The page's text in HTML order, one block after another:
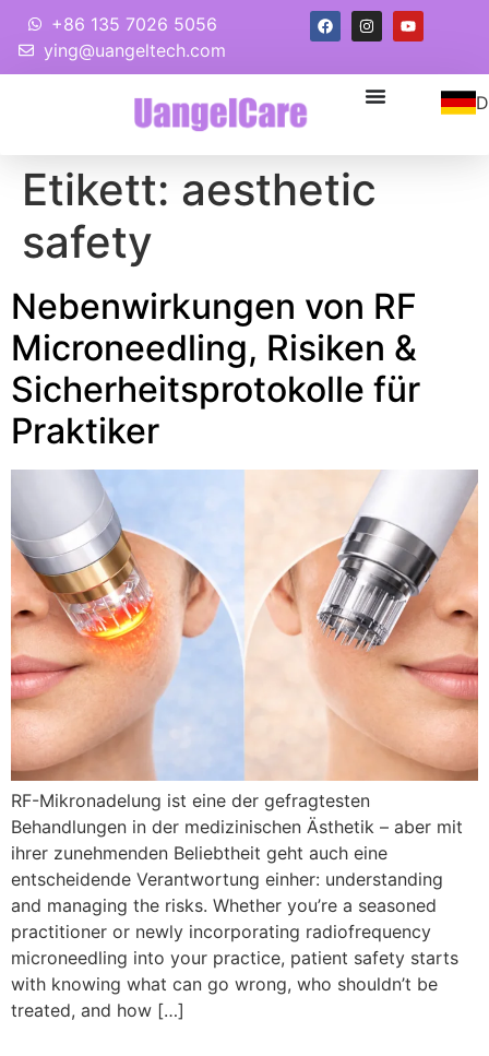
+86 135 7026 5056
ying@uangeltech.com
Etikett: aesthetic
safety
Nebenwirkungen von RF
Microneedling, Risiken &
Sicherheitsprotokolle für
Praktiker
RF-Mikronadelung ist eine der gefragtesten
Behandlungen in der medizinischen Ästhetik – aber mit
ihrer zunehmenden Beliebtheit geht auch eine
entscheidende Verantwortung einher: understanding
and managing the risks. Whether you’re a seasoned
practitioner or newly incorporating radiofrequency
microneedling into your practice, patient safety starts
with knowing what can go wrong, who shouldn’t be
treated, and how […]